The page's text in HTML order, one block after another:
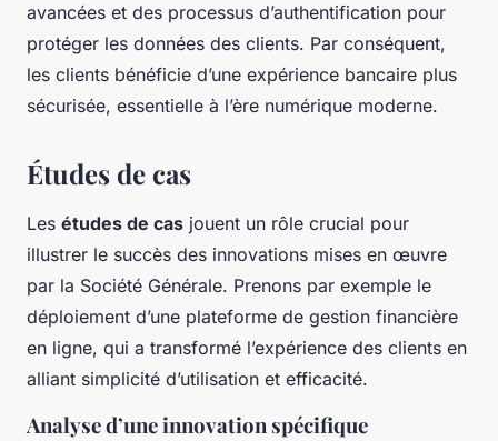
avancées et des processus d’authentification pour
protéger les données des clients. Par conséquent,
les clients bénéficie d’une expérience bancaire plus
sécurisée, essentielle à l’ère numérique moderne.
Études de cas
Les études de cas jouent un rôle crucial pour
illustrer le succès des innovations mises en œuvre
par la Société Générale. Prenons par exemple le
déploiement d’une plateforme de gestion financière
en ligne, qui a transformé l’expérience des clients en
alliant simplicité d’utilisation et efficacité.
Analyse d’une innovation spécifique